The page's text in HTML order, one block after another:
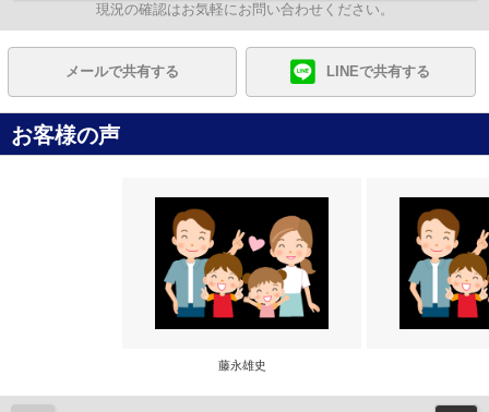
現況の確認はお気軽にお問い合わせください。
メールで共有する LINEで共有する
お客様の声
藤永雄史